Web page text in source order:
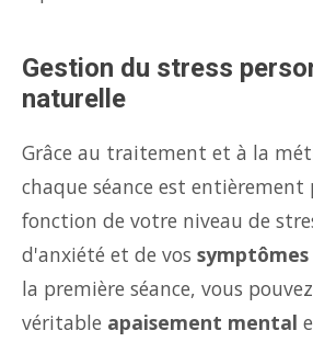
Gestion du stress
naturelle
Grâce au traitement et à la
chaque séance est entièrement
fonction de votre niveau de
d'anxiété et de vos
la première séance, vous
véritable apaisement mental